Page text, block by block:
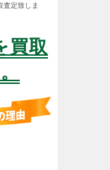
査定致しま
買取